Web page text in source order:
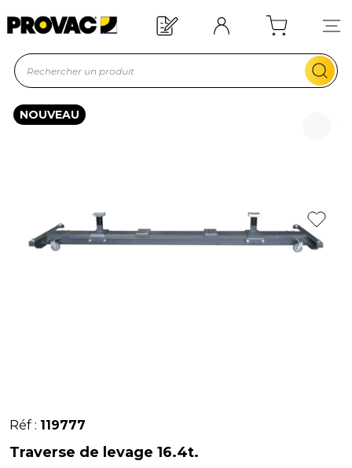
Offre de bienvenue : 20€ offerts !
En savoir plus
NOUVEAU
Réf : 119777
Traverse de levage 16.4t.